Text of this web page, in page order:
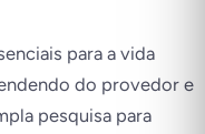
para a vida
do provedor e
pesquisa para